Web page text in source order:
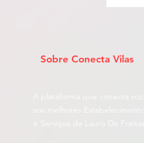
Sobre Conecta Vilas
A plataforma que conecta você
aos melhores Estabelecimentos